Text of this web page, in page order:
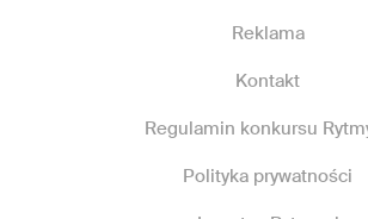
Reklama
Kontakt
Regulamin konkursu
Polityka prywatności